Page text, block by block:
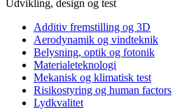
Udvikling, design og test
Additiv fremstilling og 3D
Aerodynamik og vindteknik
Belysning, optik og fotonik
Materialeteknologi
Mekanisk og klimatisk test
Risikostyring og human factors
Lydkvalitet